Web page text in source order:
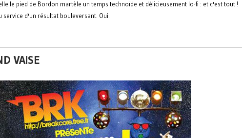
le pied de Bordon martèle un temps technoïde et délicieusement lo-fi : et c'est tout !
d'un résultat bouleversant. Oui.
VAISE